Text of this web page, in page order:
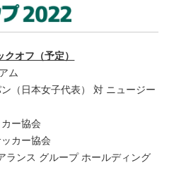
オフ（予定）
ム
（日本女子代表） 対 ニュージー
ー協会
カー協会
ランス グループ ホールディング